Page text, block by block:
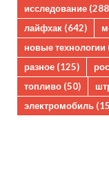
исследование
лайфхак (642)
новые технологии
разное (125)
топливо (50)
электромобиль